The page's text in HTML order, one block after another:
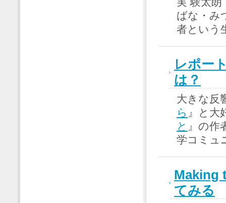
ばな・み
者という
レポー
は？
大きな反
ら 』と大
と 』の作
学コミュ
Making
てみる